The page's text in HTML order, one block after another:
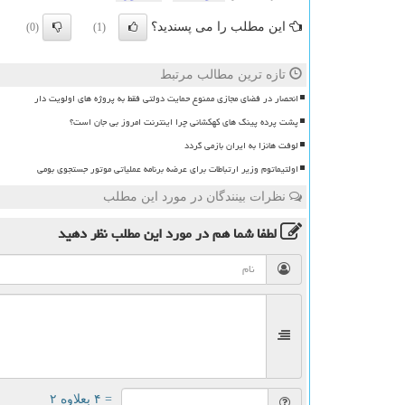
این مطلب را می پسندید؟ (1)
(0)
تازه ترین مطالب مرتبط
انحصار در فضای مجازی ممنوع حمایت دولتی فقط به پروژه های اولویت دار
پشت پرده پینگ های کهکشانی چرا اینترنت امروز بی جان است؟
لوفت هانزا به ایران بازمی گردد
اولتیماتوم وزیر ارتباطات برای عرضه برنامه عملیاتی موتور جستجوی بومی
نظرات بینندگان در مورد این مطلب
لطفا شما همدر مورد این مطلبنظر دهید
= ۴ بعلاوه ۲